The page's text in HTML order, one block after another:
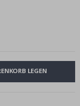
LEGEN